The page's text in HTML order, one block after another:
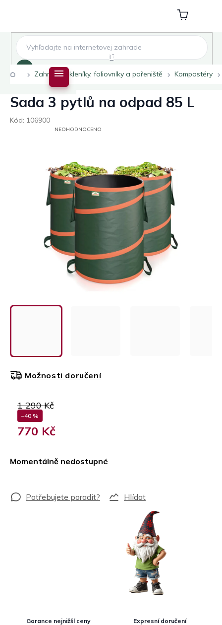
Nákupní
košík
DomůZahradní skleníky, foliovníky a pařeniště Kompostéry
Sada 3 pytlů na odpad 85 L
Kód: 106900
PRŮMĚRNÉ
HVĚZDIČEK.
NEOHODNOCENO
1 290 Kč
–40 %
770 Kč
Momentálně nedostupné
Možnosti doručení
Hlídat
Garance nejnižší ceny
Expresní doručení